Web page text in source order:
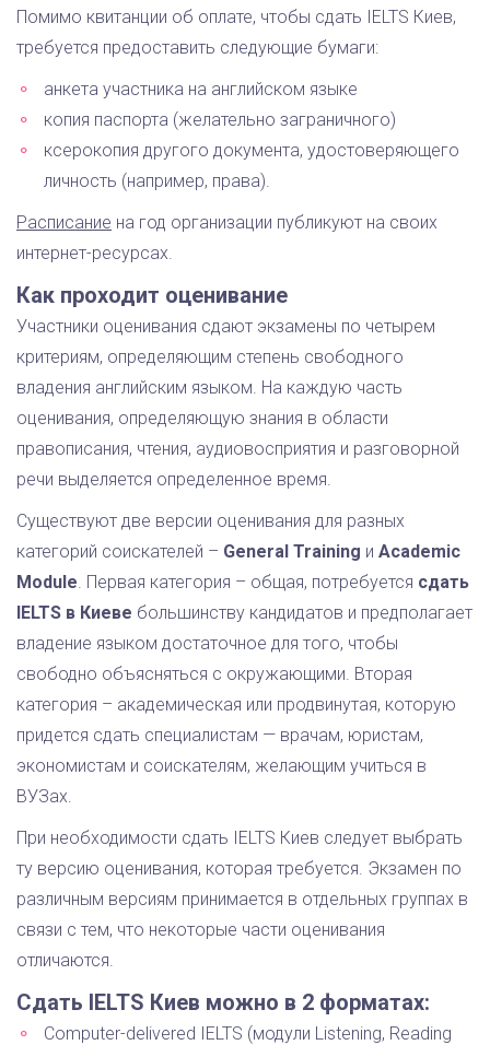
Помимо квитанции об оплате, чтобы сдать IELTS Киев,
требуется предоставить следующие бумаги:
анкета участника на английском языке
копия паспорта (желательно заграничного)
ксерокопия другого документа, удостоверяющего
личность (например, права).
Расписание на год организации публикуют на своих
интернет-ресурсах.
Как проходит оценивание
Участники оценивания сдают экзамены по четырем
критериям, определяющим степень свободного
владения английским языком. На каждую часть
оценивания, определяющую знания в области
правописания, чтения, аудиовосприятия и разговорной
речи выделяется определенное время.
Существуют две версии оценивания для разных
категорий соискателей – General Training и Academic
Module. Первая категория – общая, потребуется сдать
IELTS в Киеве большинству кандидатов и предполагает
владение языком достаточное для того, чтобы
свободно объясняться с окружающими. Вторая
категория – академическая или продвинутая, которую
придется сдать специалистам — врачам, юристам,
экономистам и соискателям, желающим учиться в
ВУЗах.
При необходимости сдать IELTS Киев следует выбрать
ту версию оценивания, которая требуется. Экзамен по
различным версиям принимается в отдельных группах в
связи с тем, что некоторые части оценивания
отличаются.
Сдать IELTS Киев можно в 2 форматах:
Computer-delivered IELTS (модули Listening, Reading